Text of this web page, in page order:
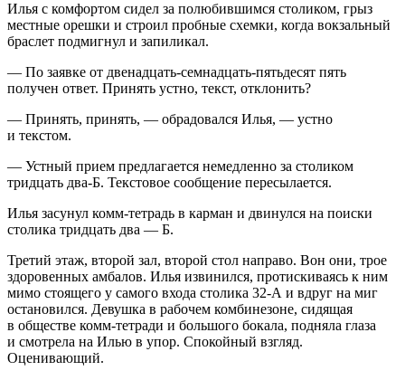
Илья с комфортом сидел за полюбившимся столиком, грыз
местные орешки и строил пробные схемки, когда вокзальный
браслет подмигнул и запиликал.
— По заявке от двенадцать-семнадцать-пятьдесят пять
получен ответ. Принять устно, текст, отклонить?
— Принять, принять, — обрадовался Илья, — устно
и текстом.
— Устный прием предлагается немедленно за столиком
тридцать два-Б. Текстовое сообщение пересылается.
Илья засунул комм-тетрадь в карман и двинулся на поиски
столика тридцать два — Б.
Третий этаж, второй зал, второй стол направо. Вон они, трое
здоровенных амбалов. Илья извинился, протискиваясь к ним
мимо стоящего у самого входа столика 32-А и вдруг на миг
остановился. Девушка в рабочем комбинезоне, сидящая
в обществе комм-тетради и большого бокала, подняла глаза
и смотрела на Илью в упор. Спокойный взгляд.
Оценивающий.